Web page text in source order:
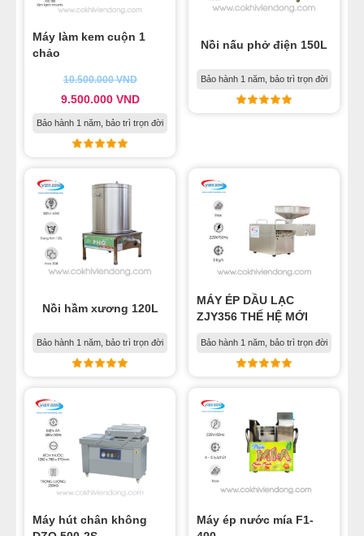
Máy làm kem cuộn 1
chảo
10.500.000VND
9.500.000 VND
Bảo hành 1 năm, bảo trì trọn đời
Nồi nấu phở điện 150L
Bảo hành 1 năm, bảo trì trọn đời
Nồi hầm xương 120L
Bảo hành 1 năm, bảo trì trọn đời
MÁY ÉP DẦU LẠC
ZJY356 THẾ HỆ MỚI
Bảo hành 1 năm, bảo trì trọn đời
Máy hút chân không
Máy ép nước mía F1-